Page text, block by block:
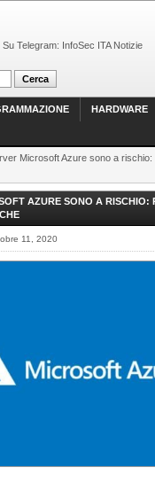
Telegram: InfoSec ITA Notizie
HARDWARE
Microsoft Azure sono a
AZURE SONO A RISCHIO:
11, 2020